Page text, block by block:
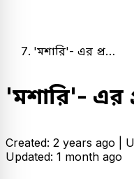
'মশারি'- এর প্র…
'মশারি'- এর
Created: 2 years ago |
Updated: 1 month ago